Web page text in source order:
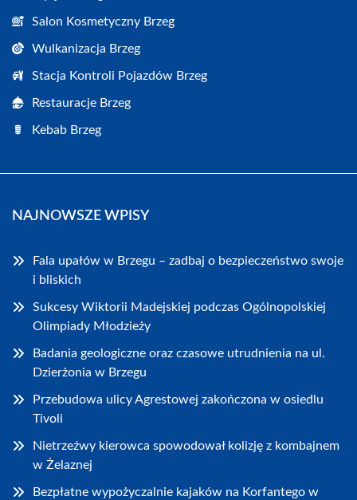
Salon Kosmetyczny Brzeg
Wulkanizacja Brzeg
Stacja Kontroli Pojazdów Brzeg
Restauracje Brzeg
Kebab Brzeg
NAJNOWSZE WPISY
Fala upałów w Brzegu – zadbaj o bezpieczeństwo swoje
i bliskich
Sukcesy Wiktorii Madejskiej podczas Ogólnopolskiej
Olimpiady Młodzieży
Badania geologiczne oraz czasowe utrudnienia na ul.
Dzierżonia w Brzegu
Przebudowa ulicy Agrestowej zakończona w osiedlu
Tivoli
Nietrzeźwy kierowca spowodował kolizję z kombajnem
w Żelaznej
Bezpłatne wypożyczalnie kajaków na Korfantego w